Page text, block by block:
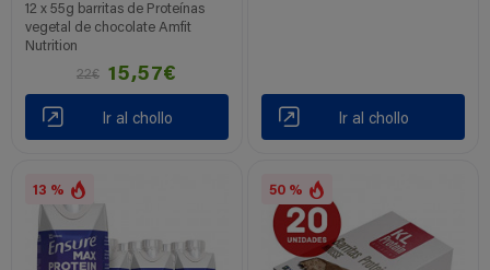
12 x 55g barritas de Proteínas
vegetal de chocolate Amfit
Nutrition
22€
15,57€
Ir al chollo Ir al chollo
13 % 50 %